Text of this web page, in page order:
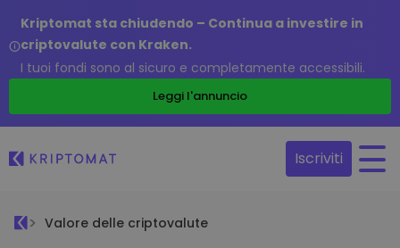
Kriptomat sta chiudendo – Continua a investire in
criptovalute con Kraken.
I tuoi fondi sono al sicuro e completamente accessibili.
Leggi l'annuncio
Iscriviti
Valore delle criptovalute